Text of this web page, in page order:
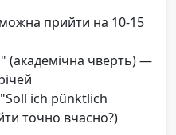
прийти на 10-15
(академічна чверть) —
ich pünktlich
точно вчасно?)